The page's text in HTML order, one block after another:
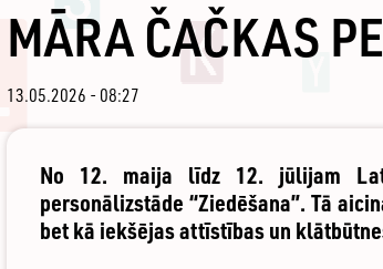
MĀRA ČAČKAS
13.05.2026 - 08:27
No 12. maija līdz 12. jūlijam
personālizstāde “Ziedēšana”. Tā
bet kā iekšējas attīstības un